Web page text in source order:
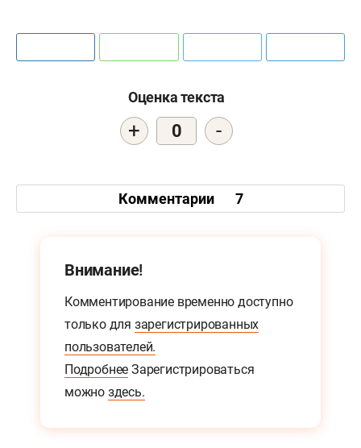
Оценка текста
+ 0 -
Комментарии 7
Внимание!
Комментирование временно доступно
только для зарегистрированных
пользователей.
Подробнее Зарегистрироваться
можно здесь.